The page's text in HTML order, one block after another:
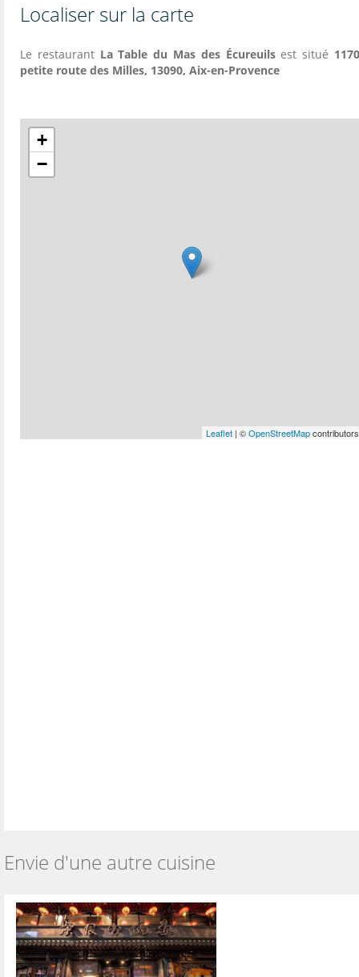
Localiser sur la carte
Le restaurant La Table du Mas des Écureuilsest situé
petite route des Milles, 13090, Aix-en-Provence
+
−
Leaflet | ©OpenStreetMapcontributors
Envie d'une autre cuisine